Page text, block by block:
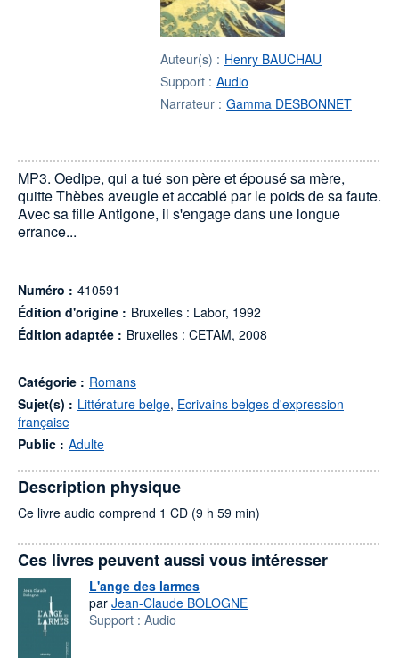
Auteur(s) : Henry BAUCHAU
Support : Audio
Narrateur : Gamma DESBONNET
MP3. Oedipe, qui a tué son père et épousé sa mère,
quitte Thèbes aveugle et accablé par le poids de sa faute.
Avec sa fille Antigone, il s'engage dans une longue
errance...
Numéro : 410591
Édition d'origine : Bruxelles : Labor, 1992
Édition adaptée : Bruxelles : CETAM, 2008
Catégorie : Romans
Sujet(s) : Littérature belge, Ecrivains belges d'expression
française
Public : Adulte
Description physique
Ce livre audio comprend 1 CD (9 h 59 min)
Ces livres peuvent aussi vous intéresser
L'ange des larmes
par Jean-Claude BOLOGNE
Support : Audio